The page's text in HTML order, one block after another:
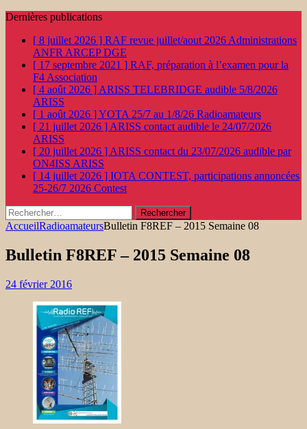
Dernières publications
[ 8 juillet 2026 ] RAF revue juillet/aout 2026 Administrations
ANFR ARCEP DGE
[ 17 septembre 2021 ] RAF, préparation à l’examen pour la
F4 Association
[ 4 août 2026 ] ARISS TELEBRIDGE audible 5/8/2026
ARISS
[ 1 août 2026 ]YOTA 25/7 au 1/8/26 Radioamateurs
[ 21 juillet 2026 ] ARISS contact audible le 24/07/2026
ARISS
[ 20 juillet 2026 ] ARISS contact du 23/07/2026 audible par
ON4ISS ARISS
[ 14 juillet 2026 ] IOTA CONTEST, participations annoncées
25-26/7 2026 Contest
Rechercher :
AccueilRadioamateursBulletin F8REF – 2015 Semaine 08
Bulletin F8REF – 2015 Semaine 08
24 février 2016